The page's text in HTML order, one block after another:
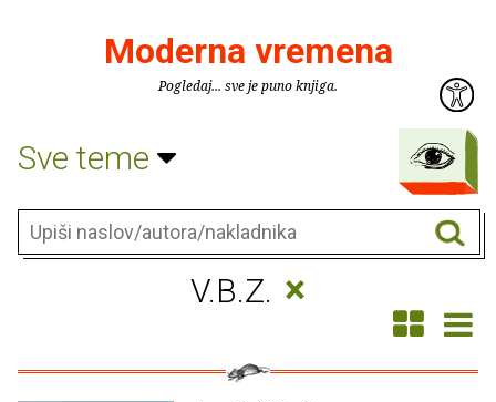
Moderna vremena
Pogledaj... sve je puno knjiga.
Sve teme
V.B.Z. ×